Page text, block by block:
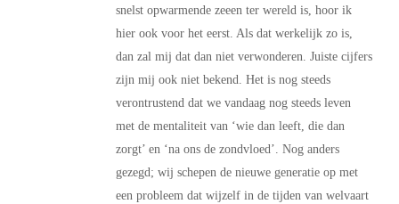
snelst opwarmende zeeen ter wereld is, hoor ik
hier ook voor het eerst. Als dat werkelijk zo is,
dan zal mij dat dan niet verwonderen. Juiste cijfers
zijn mij ook niet bekend. Het is nog steeds
verontrustend dat we vandaag nog steeds leven
met de mentaliteit van ‘wie dan leeft, die dan
zorgt’ en ‘na ons de zondvloed’. Nog anders
gezegd; wij schepen de nieuwe generatie op met
een probleem dat wijzelf in de tijden van welvaart